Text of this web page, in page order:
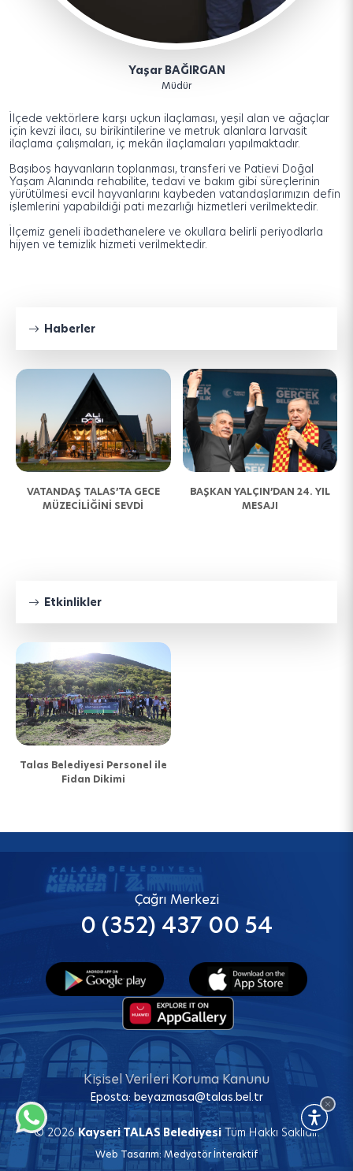
Yaşar BAĞIRGAN
Müdür
İlçede vektörlere karşı uçkun ilaçlaması, yeşil alan ve ağaçlar
için kevzi ilacı, su birikintilerine ve metruk alanlara larvasit
ilaçlama çalışmaları, iç mekân ilaçlamaları yapılmaktadır.
Başıboş hayvanların toplanması, transferi ve Patievi Doğal
Yaşam Alanında rehabilite, tedavi ve bakım gibi süreçlerinin
yürütülmesi evcil hayvanlarını kaybeden vatandaşlarımızın defin
işlemlerini yapabildiği pati mezarlığı hizmetleri verilmektedir.
İlçemiz geneli ibadethanelere ve okullara belirli periyodlarla
hijyen ve temizlik hizmeti verilmektedir.
Haberler
VATANDAŞ TALAS’TA GECE
MÜZECİLİĞİNİ SEVDİ
BAŞKAN YALÇIN’DAN 24. YIL
MESAJI
Etkinlikler
Talas Belediyesi Personel ile
Fidan Dikimi
Çağrı Merkezi
0 (352) 437 00 54
Kişisel Verileri Koruma Kanunu
Eposta: beyazmasa@talas.bel.tr
© 2026Kayseri TALAS BelediyesiTüm Hakkı Saklıdır.
Web Tasarım:Medyatör İnteraktif